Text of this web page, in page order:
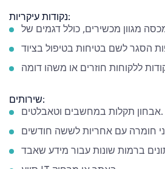
נקודות עיקריות:
שירותים:
אבחון תקלות במחשבים וטאבלטים.